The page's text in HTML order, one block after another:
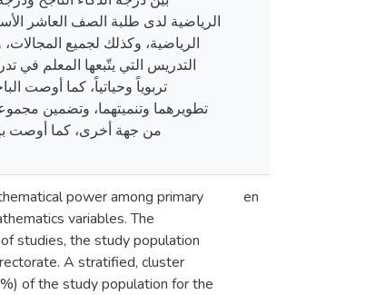
الرياضية لدى طلبة الصف العاشر
الرياضية، وكذلك لجميع
التدريس التي يتّبعها المعلم في
تربوياً وحياتياً، كما أوصت
تطويرهما وتنميتهما، وتضمين
من جهة أخرى، كما أوصت
power among primary
variables. The
studies, the study population
A stratified, cluster
of the study population for the
en